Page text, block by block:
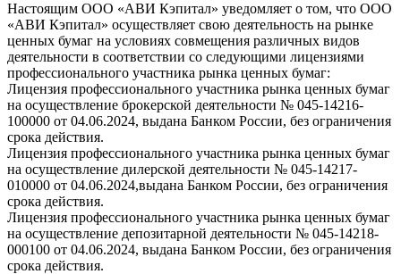
Настоящим ООО «АВИ Кэпитал» уведомляет о том, что ООО
«АВИ Кэпитал» осуществляет свою деятельность на рынке
ценных бумаг на условиях совмещения различных видов
деятельности в соответствии со следующими лицензиями
профессионального участника рынка ценных бумаг:
Лицензия профессионального участника рынка ценных бумаг
на осуществление брокерской деятельности № 045-14216-
100000 от 04.06.2024, выдана Банком России, без ограничения
срока действия.
Лицензия профессионального участника рынка ценных бумаг
на осуществление дилерской деятельности № 045-14217-
010000 от 04.06.2024,выдана Банком России, без ограничения
срока действия.
Лицензия профессионального участника рынка ценных бумаг
на осуществление депозитарной деятельности № 045-14218-
000100 от 04.06.2024, выдана Банком России, без ограничения
срока действия.